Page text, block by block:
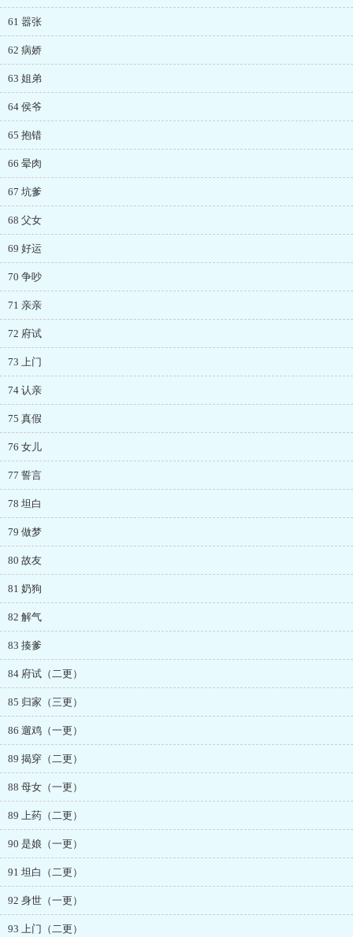
61 嚣张
62 病娇
63 姐弟
64 侯爷
65 抱错
66 晕肉
67 坑爹
68 父女
69 好运
70 争吵
71 亲亲
72 府试
73 上门
74 认亲
75 真假
76 女儿
77 誓言
78 坦白
79 做梦
80 故友
81 奶狗
82 解气
83 揍爹
84 府试（二更）
85 归家（三更）
86 遛鸡（一更）
89 揭穿（二更）
88 母女（一更）
89 上药（二更）
90 是娘（一更）
91 坦白（二更）
92 身世（一更）
93 上门（二更）